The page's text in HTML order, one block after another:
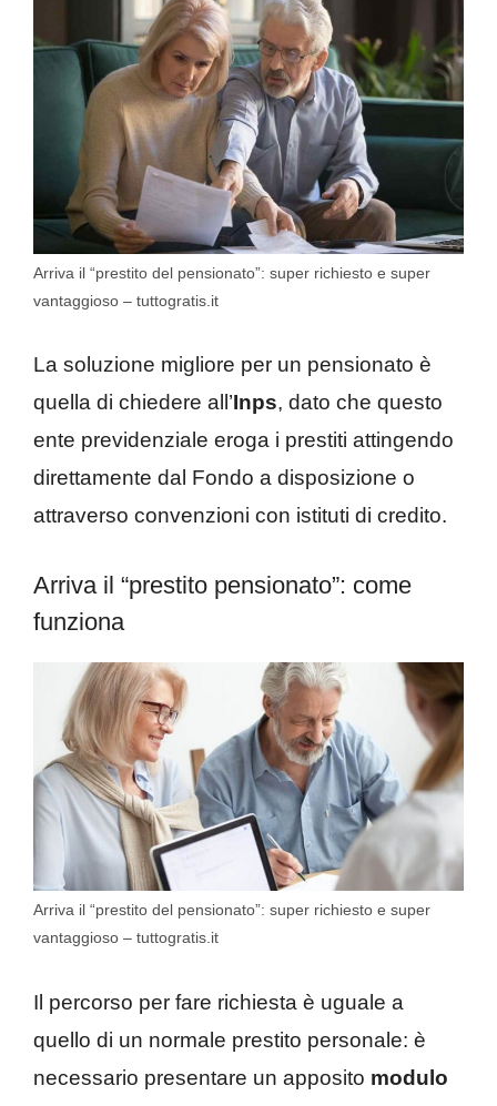
Arriva il “prestito del pensionato”: super richiesto e super
vantaggioso – tuttogratis.it
La soluzione migliore per un pensionato è
quella di chiedere all’Inps, dato che questo
ente previdenziale eroga i prestiti attingendo
direttamente dal Fondo a disposizione o
attraverso convenzioni con istituti di credito.
Arriva il “prestito pensionato”: come
funziona
Arriva il “prestito del pensionato”: super richiesto e super
vantaggioso – tuttogratis.it
Il percorso per fare richiesta è uguale a
quello di un normale prestito personale: è
necessario presentare un apposito modulo